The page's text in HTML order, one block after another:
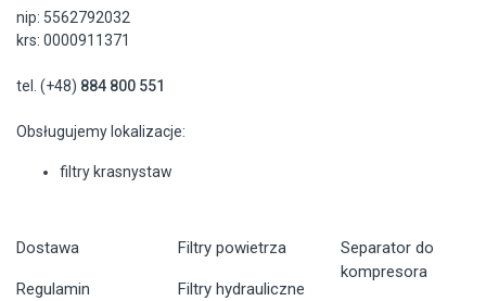
nip: 5562792032
krs: 0000911371
tel. (+48) 884 800 551
Obsługujemy lokalizacje:
filtry krasnystaw
Dostawa
Regulamin
Filtry powietrza
Filtry hydrauliczne
Separator do
kompresora